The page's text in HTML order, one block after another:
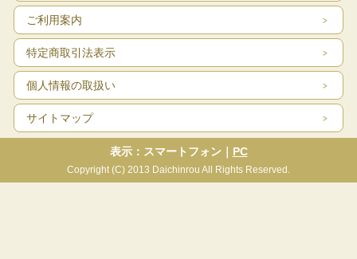
ご利用案内
特定商取引法表示
個人情報の取扱い
サイトマップ
表示：スマートフォン｜ PC
Copyright (C) 2013 Daichinrou All Rights Reserved.